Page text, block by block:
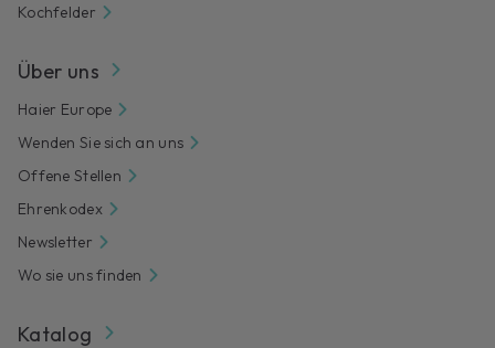
Kochfelder
Über uns
Haier Europe
Wenden Sie sich an uns
Offene Stellen
Ehrenkodex
Newsletter
Wo sie uns finden
Katalog